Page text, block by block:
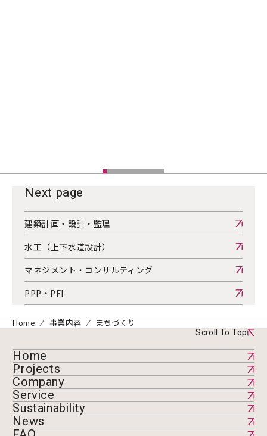
Next page
建築計画・設計・監理
水工（上下水道設計）
マネジメント・コンサルティング
PPP・PFI
Home 事業内容 まちづくり
Scroll To Top
Home
Projects
Company
Service
Sustainability
News